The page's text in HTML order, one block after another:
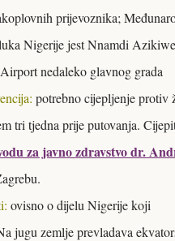
prijevoznika;
Nigerije jest Nnamdi Azikiwe
nedaleko glavnog grada
potrebno cijepljenje protiv
tri tjedna prije putovanja.
za javno zdravstvo dr.
ovisno o dijelu Nigerije koji
jugu zemlje prevladava